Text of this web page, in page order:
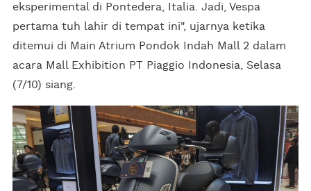
eksperimental di Pontedera, Italia. Jadi, Vespa
pertama tuh lahir di tempat ini", ujarnya ketika
ditemui di Main Atrium Pondok Indah Mall 2 dalam
acara Mall Exhibition PT Piaggio Indonesia, Selasa
(7/10) siang.